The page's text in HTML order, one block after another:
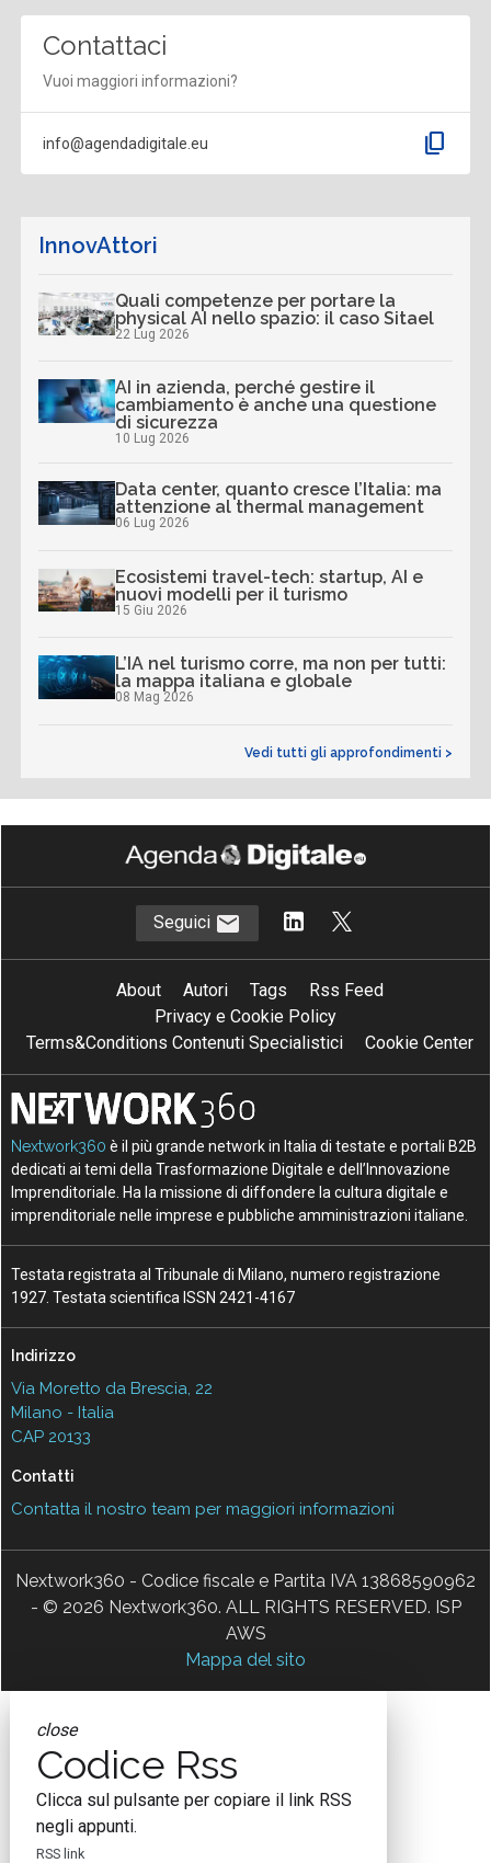
Contattaci
Vuoi maggiori informazioni?
info@agendadigitale.eu content_copy
InnovAttori
Quali competenze per portare la
physical AI nello spazio: il caso Sitael
22 Lug 2026
AI in azienda, perché gestire il
cambiamento è anche una questione
di sicurezza
10 Lug 2026
Data center, quanto cresce l’Italia: ma
attenzione al thermal management
06 Lug 2026
Ecosistemi travel-tech: startup, AI e
nuovi modelli per il turismo
15 Giu 2026
L’IA nel turismo corre, ma non per tutti:
la mappa italiana e globale
08 Mag 2026
Vedi tutti gli approfondimenti >
Seguici
About Autori Tags
Rss Feed
Privacy e Cookie Policy
Terms&Conditions Contenuti Specialistici
Cookie Center
Nextwork360 è il più grande network in Italia di testate e portali B2B
dedicati ai temi della Trasformazione Digitale e dell’Innovazione
Imprenditoriale. Ha la missione di diffondere la cultura digitale e
imprenditoriale nelle imprese e pubbliche amministrazioni italiane.
Testata registrata al Tribunale di Milano, numero registrazione
1927. Testata scientifica ISSN 2421-4167
Indirizzo
Via Moretto da Brescia, 22
Milano - Italia
CAP 20133
Contatti
Contatta il nostro team per maggiori informazioni
Nextwork360 - Codice fiscale e Partita IVA 13868590962
- © 2026 Nextwork360. ALL RIGHTS RESERVED. ISP
AWS
Mappa del sito
close
Codice Rss
Clicca sul pulsante per copiare il link RSS
negli appunti.
RSS link